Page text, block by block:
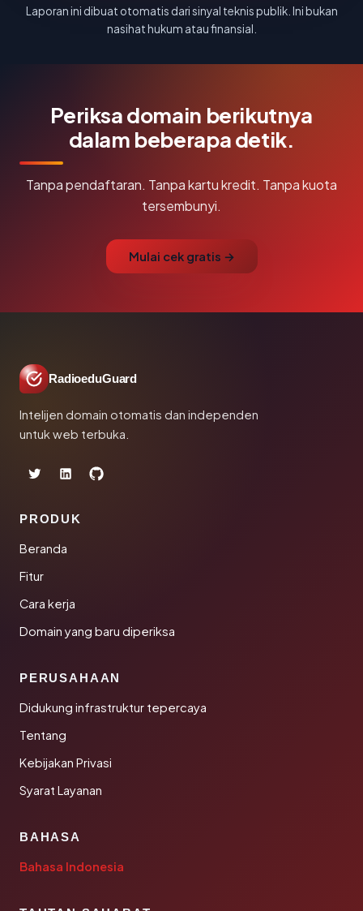
Laporan ini dibuat otomatis dari sinyal teknis publik. Ini bukan
nasihat hukum atau finansial.
Periksa domain berikutnya
dalam beberapa detik.
Tanpa pendaftaran. Tanpa kartu kredit. Tanpa kuota
tersembunyi.
Mulai cek gratis →
RadioeduGuard
Intelijen domain otomatis dan independen
untuk web terbuka.
PRODUK
Beranda
Fitur
Cara kerja
Domain yang baru diperiksa
PERUSAHAAN
Didukung infrastruktur tepercaya
Tentang
Kebijakan Privasi
Syarat Layanan
BAHASA
Bahasa Indonesia